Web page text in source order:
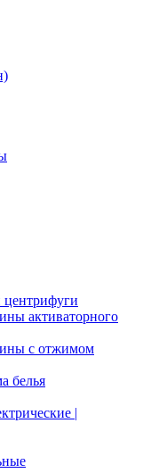
активаторного
с отжимом
белья
|